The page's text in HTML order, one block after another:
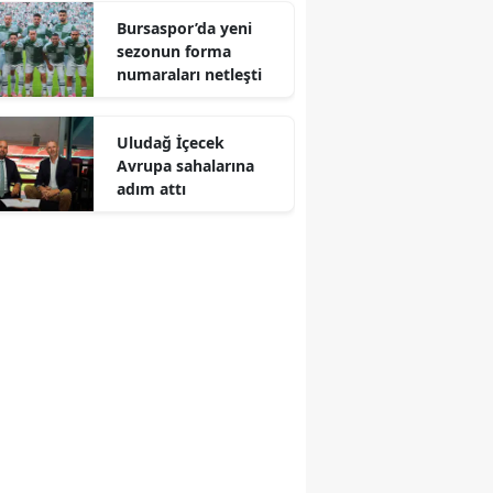
Bursaspor’da yeni
sezonun forma
numaraları netleşti
Uludağ İçecek
Avrupa sahalarına
adım attı